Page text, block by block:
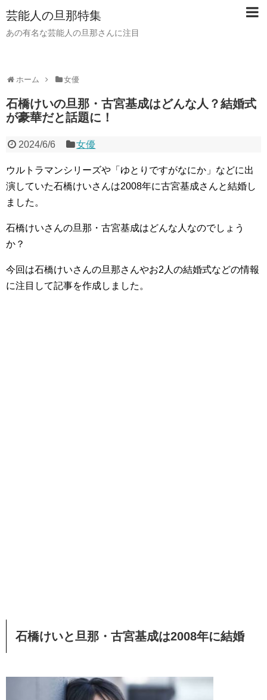
芸能人の旦那特集
あの有名な芸能人の旦那さんに注目
ホーム 女優
石橋けいの旦那・古宮基成はどんな人？結婚式
が豪華だと話題に！
2024/6/6 女優
ウルトラマンシリーズや「ゆとりですがなにか」などに出
演していた石橋けいさんは2008年に古宮基成さんと結婚し
ました。
石橋けいさんの旦那・古宮基成はどんな人なのでしょう
か？
今回は石橋けいさんの旦那さんやお2人の結婚式などの情報
に注目して記事を作成しました。
石橋けいと旦那・古宮基成は2008年に結婚